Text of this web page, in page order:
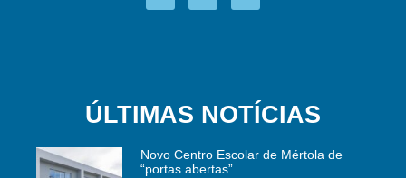
ÚLTIMAS NOTÍCIAS
Novo Centro Escolar de Mértola de
“portas abertas”